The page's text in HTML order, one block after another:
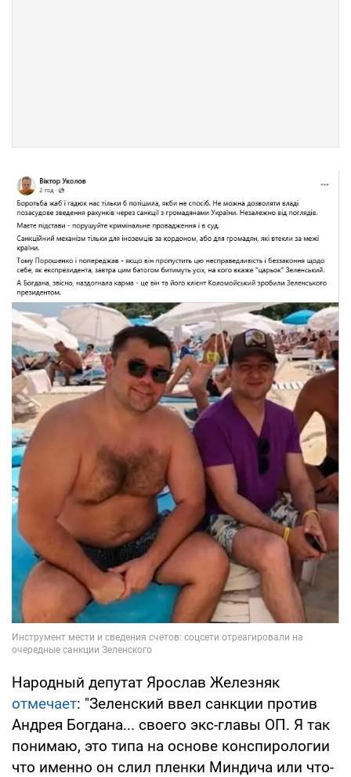
Народный депутат Ярослав Железняк
отмечает: "Зеленский ввел санкции против
Андрея Богдана... своего экс-главы ОП. Я так
понимаю, это типа на основе конспирологии
что именно он слил пленки Миндича или что-